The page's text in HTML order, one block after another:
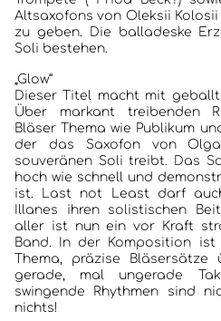
HOME
Altsaxofons von Oleksii
zu geben. Die balladeske
Soli bestehen.
„Glow“
Dieser Titel macht mit
Über markant treibenden
Bläser Thema wie Publikum
der das Saxofon von
souveränen Soli treibt. Das
hoch wie schnell und
ist. Last not Least darf
Illanes ihren solistischen
aller ist nun ein vor Kraft
Band. In der Komposition
Thema, präzise
gerade, mal ungerade
swingende Rhythmen sind
nichts!